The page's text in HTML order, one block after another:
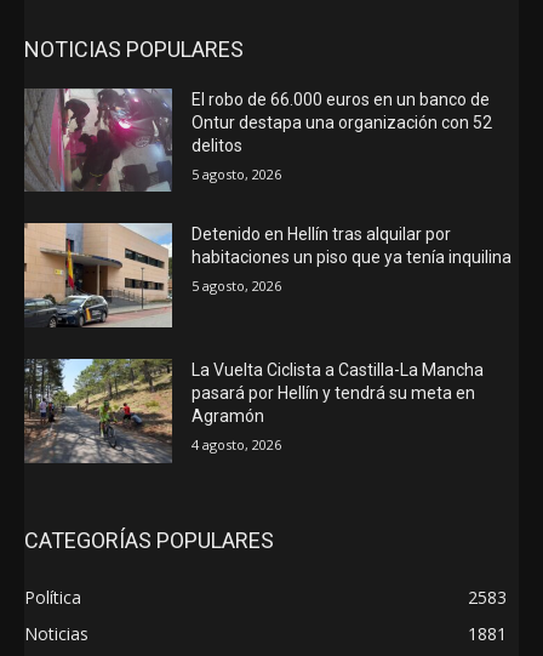
NOTICIAS POPULARES
El robo de 66.000 euros en un banco de
Ontur destapa una organización con 52
delitos
5 agosto, 2026
Detenido en Hellín tras alquilar por
habitaciones un piso que ya tenía inquilina
5 agosto, 2026
La Vuelta Ciclista a Castilla-La Mancha
pasará por Hellín y tendrá su meta en
Agramón
4 agosto, 2026
CATEGORÍAS POPULARES
Política
2583
Noticias
1881